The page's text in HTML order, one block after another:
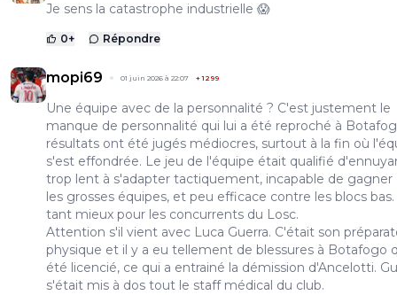
Je sens la catastrophe industrielle 😱
0+ Répondre
mopi69 01 juin 2026 à 22:07 +1299
Une équipe avec de la personnalité ? C'est justement le
manque de personnalité qui lui a été reproché à
résultats ont été jugés médiocres, surtout à la fin où
s'est effondrée. Le jeu de l'équipe était qualifié
trop lent à s'adapter tactiquement, incapable de gagner
les grosses équipes, et peu efficace contre les blocs bas.
tant mieux pour les concurrents du Losc.
Attention s'il vient avec Luca Guerra. C'était son
physique et il y a eu tellement de blessures à Botafogo
été licencié, ce qui a entrainé la démission d'Ancelotti.
s'était mis à dos tout le staff médical du club.